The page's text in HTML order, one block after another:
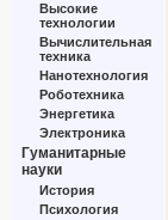
Высокие
технологии
Вычислительная
техника
Нанотехнология
Роботехника
Энергетика
Электроника
Гуманитарные
науки
История
Психология